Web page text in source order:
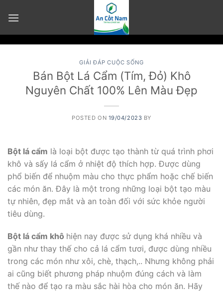
GIẢI ĐÁP CUỘC SỐNG
Bán Bột Lá Cẩm (Tím, Đỏ) Khô
Nguyên Chất 100% Lên Màu Đẹp
POSTED ON 19/04/2023 BY
Bột lá cẩm là loại bột được tạo thành từ quá trình phơi
khô và sấy lá cẩm ở nhiệt độ thích hợp. Được dùng
phổ biến để nhuộm màu cho thực phẩm hoặc chế biến
các món ăn. Đây là một trong những loại bột tạo màu
tự nhiên, đẹp mắt và an toàn đối với sức khỏe người
tiêu dùng.
Bột lá cẩm khô hiện nay được sử dụng khá nhiều và
gần như thay thế cho cả lá cẩm tươi, được dùng nhiều
trong các món như xôi, chè, thạch,.. Nhưng không phải
ai cũng biết phương pháp nhuộm đúng cách và làm
thế nào để tạo ra màu sắc hài hòa cho món ăn. Hãy